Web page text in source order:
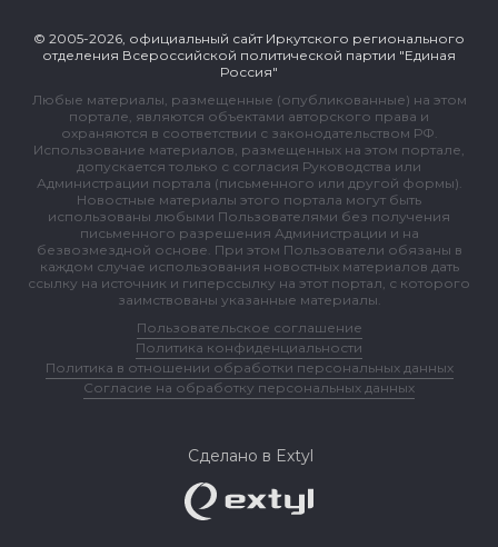
© 2005-2026, официальный сайт Иркутского регионального
отделения Всероссийской политической партии "Единая
Россия"
Любые материалы, размещенные (опубликованные) на этом
портале, являются объектами авторского права и
охраняются в соответствии с законодательством РФ.
Использование материалов, размещенных на этом портале,
допускается только с согласия Руководства или
Администрации портала (письменного или другой формы).
Новостные материалы этого портала могут быть
использованы любыми Пользователями без получения
письменного разрешения Администрации и на
безвозмездной основе. При этом Пользователи обязаны в
каждом случае использования новостных материалов дать
ссылку на источник и гиперссылку на этот портал, с которого
заимствованы указанные материалы.
Пользовательское соглашение
Политика конфиденциальности
Политика в отношении обработки персональных данных
Согласие на обработку персональных данных
Сделано в Extyl